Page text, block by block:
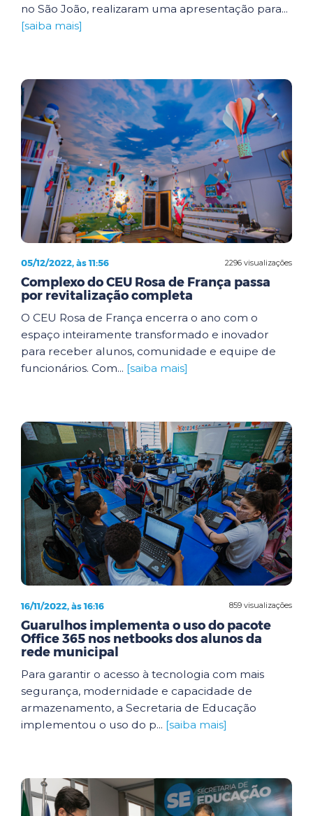
no São João, realizaram uma apresentação para...
[saiba mais]
2296 visualizações
05/12/2022, às 11:56
Complexo do CEU Rosa de França passa
por revitalização completa
O CEU Rosa de França encerra o ano com o
espaço inteiramente transformado e inovador
para receber alunos, comunidade e equipe de
funcionários. Com... [saiba mais]
859 visualizações
16/11/2022, às 16:16
Guarulhos implementa o uso do pacote
Office 365 nos netbooks dos alunos da
rede municipal
Para garantir o acesso à tecnologia com mais
segurança, modernidade e capacidade de
armazenamento, a Secretaria de Educação
implementou o uso do p... [saiba mais]